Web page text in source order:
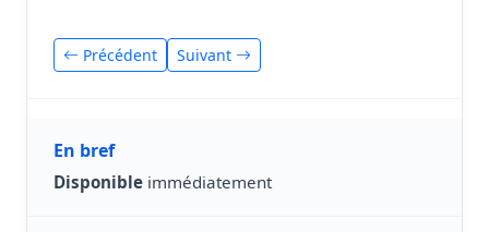
Précédent Suivant
En bref
Disponible immédiatement